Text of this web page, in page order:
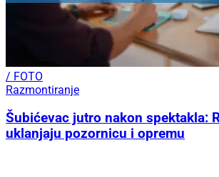
/ FOTO
Razmontiranje
Šubićevac jutro nakon spektakla:
uklanjaju pozornicu i opremu